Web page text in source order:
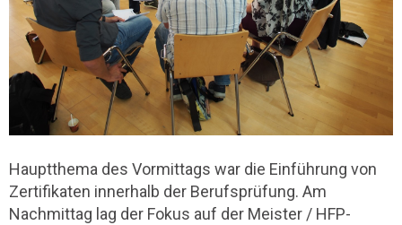
Hauptthema des Vormittags war die Einführung von
Zertifikaten innerhalb der Berufsprüfung. Am
Nachmittag lag der Fokus auf der Meister / HFP-